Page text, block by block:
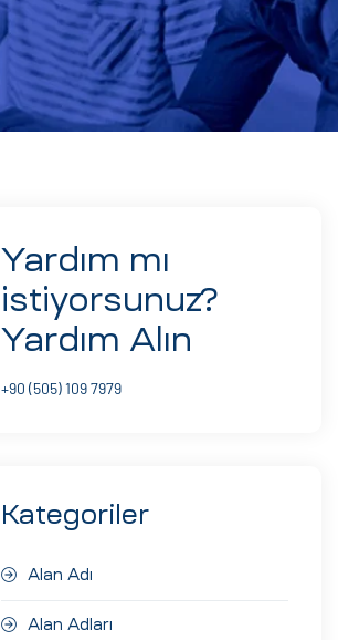
Yardım mı
istiyorsunuz?
Yardım Alın
+90 (505) 109 7979
Kategoriler
Alan Adı
Alan Adları